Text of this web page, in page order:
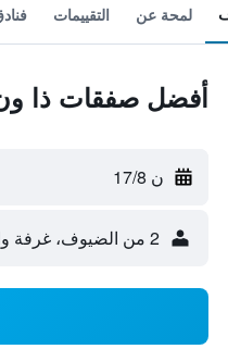
لمحة عن التقييمات
أفضل صفقات ذا ون
ن 17/8
2 من الضيوف، غرفة واحدة